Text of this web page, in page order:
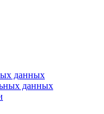
данных
данных